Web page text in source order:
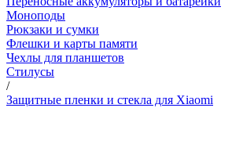
Моноподы
Рюкзаки и сумки
Флешки и карты памяти
Чехлы для планшетов
Стилусы
/
Защитные пленки и стекла для Xiaomi